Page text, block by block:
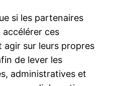
Abou Dhabi dément toute
attaque contre une
installation de dessalement
en Iran et critique des «
fuites » israéliennes
8 March 2026
In "Moyen-Orient"